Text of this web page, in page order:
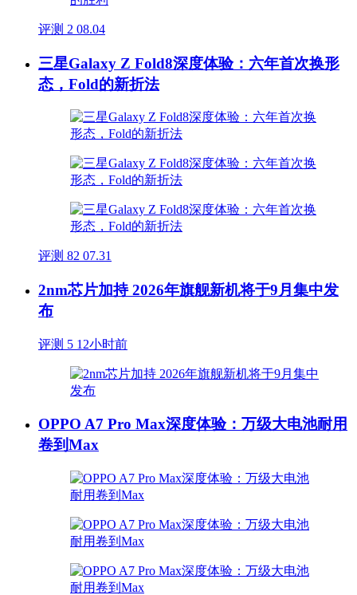
评测 2 08.04
三星Galaxy Z Fold8深度体验：六年首次换形
态，Fold的新折法
评测 82 07.31
2nm芯片加持 2026年旗舰新机将于9月集中发
布
评测 5 12小时前
OPPO A7 Pro Max深度体验：万级大电池耐用
卷到Max